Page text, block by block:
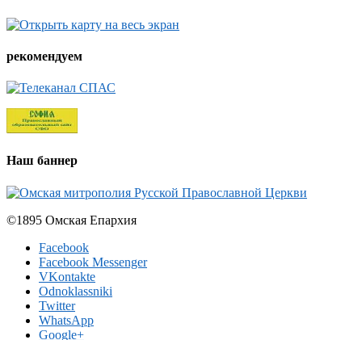
рекомендуем
Наш баннер
©1895 Омская Епархия
Facebook
Facebook Messenger
VKontakte
Odnoklassniki
Twitter
WhatsApp
Google+